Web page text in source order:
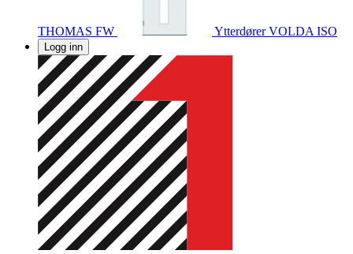
THOMAS FW YtterdørerVOLDA ISO
Logg inn